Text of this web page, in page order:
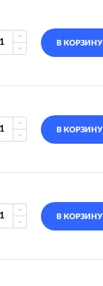
В КОРЗИНУ
В КОРЗИНУ
В КОРЗИНУ